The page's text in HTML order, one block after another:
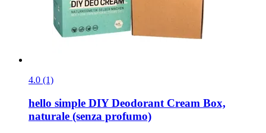
4.0 (1)
hello simple DIY Deodorant Cream Box,
naturale (senza profumo)